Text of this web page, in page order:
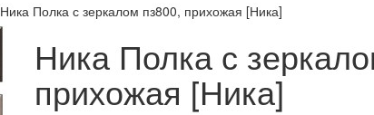
Ника Полка с зеркалом пз800, прихожая [Ника]
Ника Полка с
прихожая [Ника]